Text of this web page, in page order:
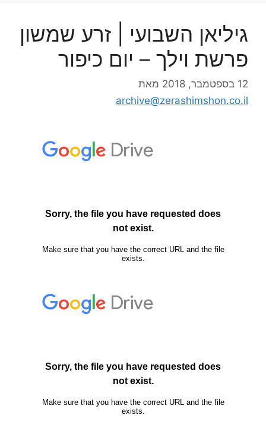
גיליאן השבועי | זרע שמשון
פרשת וילך – יום כיפור
12 בספטמבר, 2018
מאת
archive@zerashimshon.co.il